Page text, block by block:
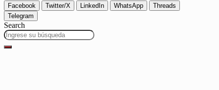
Facebook Twitter/X LinkedIn WhatsApp
Threads
Telegram
Search